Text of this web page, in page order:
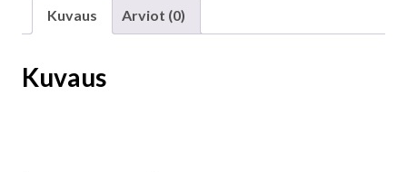
Kuvaus Arviot (0)
Kuvaus